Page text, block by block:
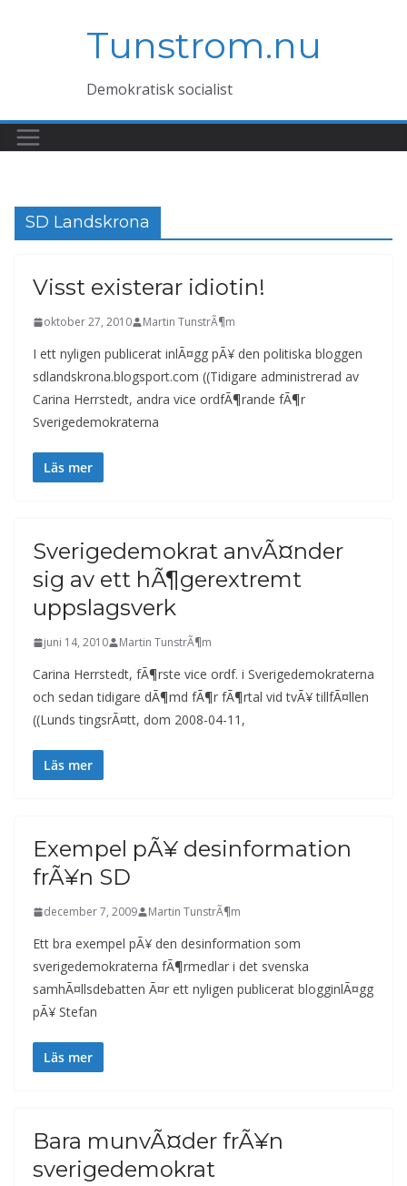
Tunstrom.nu
Demokratisk socialist
SD Landskrona
Visst existerar idiotin!
oktober 27, 2010 Martin TunstrÃ¶m
I ett nyligen publicerat inlÃ¤gg pÃ¥ den politiska bloggen
sdlandskrona.blogsport.com ((Tidigare administrerad av
Carina Herrstedt, andra vice ordfÃ¶rande fÃ¶r
Sverigedemokraterna
Läs mer
Sverigedemokrat anvÃ¤nder
sig av ett hÃ¶gerextremt
uppslagsverk
juni 14, 2010 Martin TunstrÃ¶m
Carina Herrstedt, fÃ¶rste vice ordf. i Sverigedemokraterna
och sedan tidigare dÃ¶md fÃ¶r fÃ¶rtal vid tvÃ¥ tillfÃ¤llen
((Lunds tingsrÃ¤tt, dom 2008-04-11,
Läs mer
Exempel pÃ¥ desinformation
frÃ¥n SD
december 7, 2009 Martin TunstrÃ¶m
Ett bra exempel pÃ¥ den desinformation som
sverigedemokraterna fÃ¶rmedlar i det svenska
samhÃ¤llsdebatten Ã¤r ett nyligen publicerat blogginlÃ¤gg
pÃ¥ Stefan
Läs mer
Bara munvÃ¤der frÃ¥n
sverigedemokrat